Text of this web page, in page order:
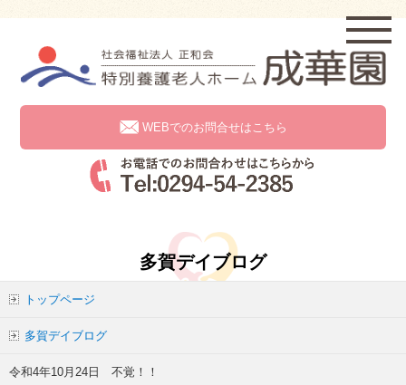
WEBでのお問合せはこちら
多賀デイブログ
トップページ
多賀デイブログ
令和4年10月24日 不覚！！